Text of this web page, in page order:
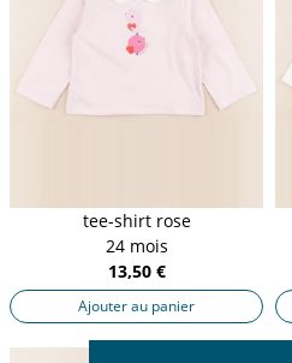
tee-shirt rose
24 mois
13,50 €
Ajouter au panier